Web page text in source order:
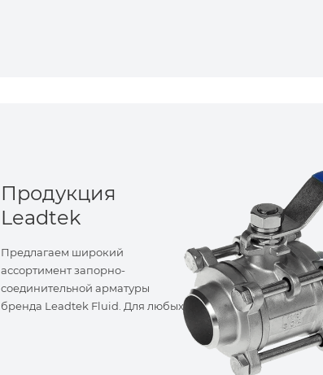
Продукция
Leadtek
Предлагаем широкий
ассортимент запорно-
соединительной арматуры
бренда Leadtek Fluid. Для любых